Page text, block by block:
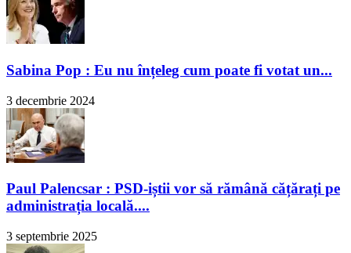
Sabina Pop : Eu nu înțeleg cum poate fi votat un...
3 decembrie 2024
Paul Palencsar : PSD-iștii vor să rămână cățărați pe
administrația locală....
3 septembrie 2025